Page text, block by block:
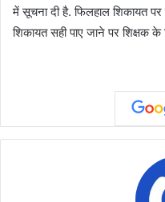
में सूचना दी है. फिलहाल शिकायत
शिकायत सही पाए जाने पर शिक्षक के